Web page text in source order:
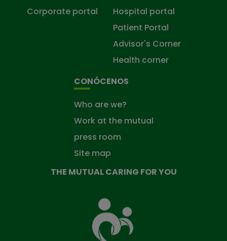
Corporate portal
Hospital portal
Patient Portal
Advisor's Corner
Health corner
CONÓCENOS
Who are we?
Work at the mutual
press room
Site map
THE MUTUAL CARING FOR YOU
Mutual
Fund
that
takes